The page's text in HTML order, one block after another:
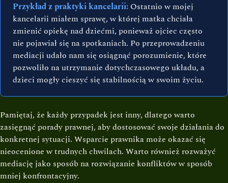
Przykład z praktyki kancelarii: Ostatnio w mojej
kancelarii miałem sprawę, w której matka chciała
zmienić opiekę nad dziećmi, ponieważ ojciec często
nie pojawiał się na spotkaniach. Po przeprowadzeniu
mediacji udało nam się osiągnąć porozumienie, które
pozwoliło na utrzymanie dotychczasowego układu, a
dzieci mogły cieszyć się stabilnością w swoim życiu.
Pamiętaj, że każdy przypadek jest inny, dlatego warto
zasięgnąć porady prawnej, aby dostosować swoje działania do
konkretnej sytuacji. Wsparcie prawnika może okazać się
nieocenione w trudnych chwilach. Warto również rozważyć
mediację jako sposób na rozwiązanie konfliktów w sposób
mniej konfrontacyjny.